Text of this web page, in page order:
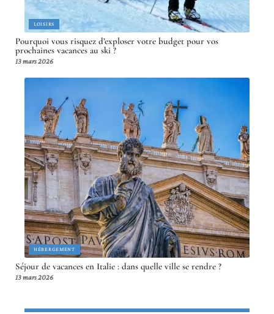
LOISIRS
Pourquoi vous risquez d’exploser votre budget pour vos
prochaines vacances au ski ?
13 mars 2026
HÉBERGEMENT
Séjour de vacances en Italie : dans quelle ville se rendre ?
13 mars 2026